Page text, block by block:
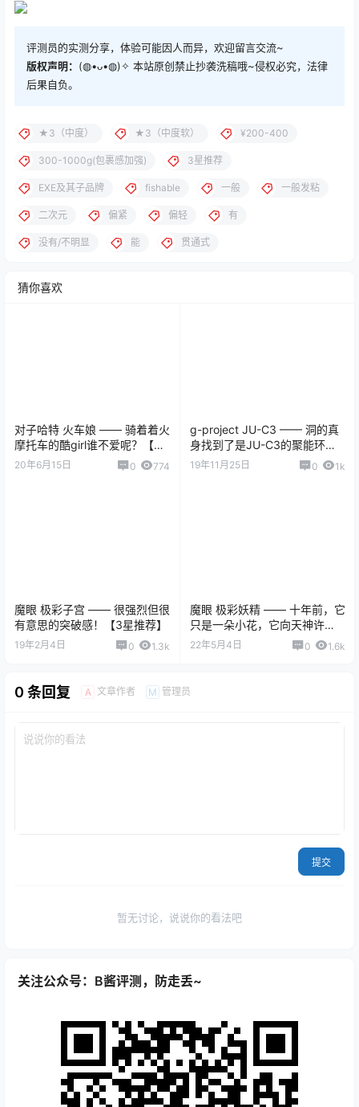
评测员的实测分享，体验可能因人而异，欢迎留言交流~
版权声明： (◍•ᴗ•◍)✧ 本站原创禁止抄袭洗稿哦~侵权必究，法律
后果自负。
★3（中度） ★3（中度软） ¥200-400
300-1000g(包裹感加强) 3星推荐
EXE及其子品牌 fishable 一般 一般发粘
二次元 偏紧 偏轻 有
没有/不明显 能 贯通式
猜你喜欢
对子哈特 火车娘 —— 骑着着火
摩托车的酷girl谁不爱呢？【3
星推荐】
20年6月15日 0 774
g-project JU-C3 —— 洞的真
身找到了是JU-C3的聚能环！
【3星推荐】
19年11月25日 0 1k
魔眼 极彩子宫 —— 很强烈但很
有意思的突破感！【3星推荐】
19年2月4日 0 1.3k
魔眼 极彩妖精 —— 十年前，它
只是一朵小花，它向天神许
愿，天神一脸不屑。十年后，
它无意间觉醒强大能力，竟
22年5月4日 0 1.6k
0 条回复 A 文章作者 M 管理员
提交
暂无讨论，说说你的看法吧
关注公众号：B酱评测，防走丢~